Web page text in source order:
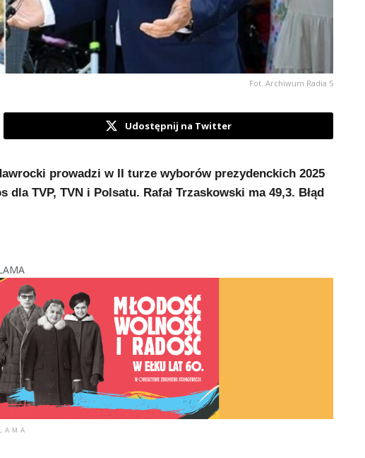
Fot. Archiwum Radia 5
Udostępnij na Twitter
prowadzi w II turze wyborów prezydenckich 2025
TVP, TVN i Polsatu. Rafał Trzaskowski ma 49,3. Błąd